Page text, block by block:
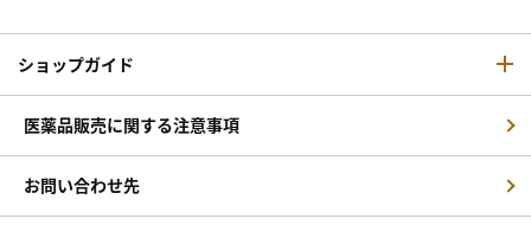
ショップガイド
医薬品販売に関する注意事項
お問い合わせ先